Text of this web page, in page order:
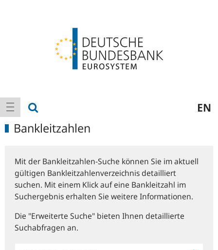
Hauptnavigation
Navigation anzeigen EN
Bankleitzahlen
Mit der Bankleitzahlen-Suche können Sie im aktuell
gültigen Bankleitzahlenverzeichnis detailliert
suchen. Mit einem Klick auf eine Bankleitzahl im
Suchergebnis erhalten Sie weitere Informationen.
Die "Erweiterte Suche" bieten Ihnen detaillierte
Suchabfragen an.